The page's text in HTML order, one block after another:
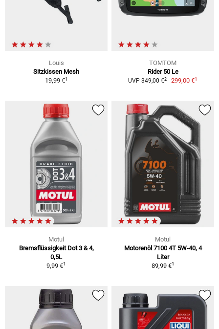
Louis
Sitzkissen Mesh
19,99 €1
TOMTOM
Rider 50 Le
UVP 349,00 €2 299,00 €1
Motul
Bremsflüssigkeit Dot 3 & 4,
0,5L
9,99 €1
Motul
Motorenöl 7100 4T 5W-40, 4
Liter
89,99 €1